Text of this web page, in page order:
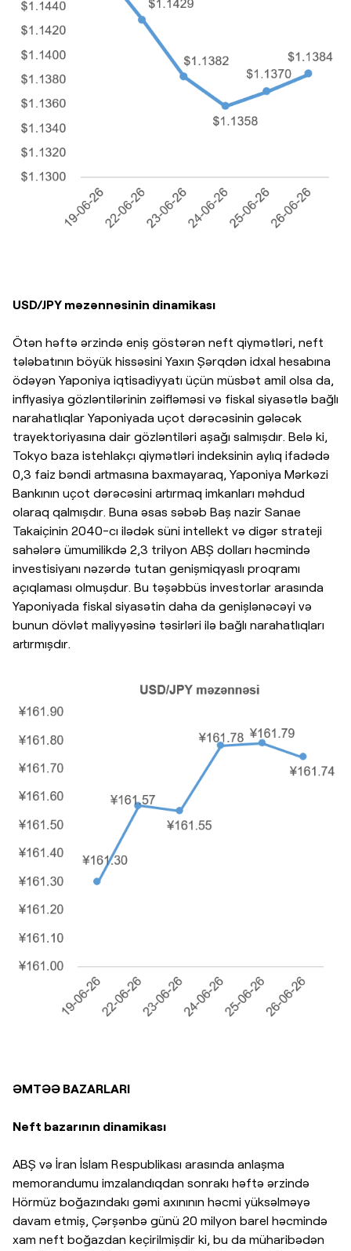
USD/JPY məzənnəsinin dinamikası
Ötən həftə ərzində eniş göstərən neft qiymətləri, neft
tələbatının böyük hissəsini Yaxın Şərqdən idxal hesabına
ödəyən Yaponiya iqtisadiyyatı üçün müsbət amil olsa da,
inflyasiya gözləntilərinin zəifləməsi və fiskal siyasətlə bağlı
narahatlıqlar Yaponiyada uçot dərəcəsinin gələcək
trayektoriyasına dair gözləntiləri aşağı salmışdır. Belə ki,
Tokyo baza istehlakçı qiymətləri indeksinin aylıq ifadədə
0,3 faiz bəndi artmasına baxmayaraq, Yaponiya Mərkəzi
Bankının uçot dərəcəsini artırmaq imkanları məhdud
olaraq qalmışdır. Buna əsas səbəb Baş nazir Sanae
Takaiçinin 2040-cı ilədək süni intellekt və digər strateji
sahələrə ümumilikdə 2,3 trilyon ABŞ dolları həcmində
investisiyanı nəzərdə tutan genişmiqyaslı proqramı
açıqlaması olmuşdur. Bu təşəbbüs investorlar arasında
Yaponiyada fiskal siyasətin daha da genişlənəcəyi və
bunun dövlət maliyyəsinə təsirləri ilə bağlı narahatlıqları
artırmışdır.
ƏMTƏƏ BAZARLARI
Neft bazarının dinamikası
ABŞ və İran İslam Respublikası arasında anlaşma
memorandumu imzalandıqdan sonrakı həftə ərzində
Hörmüz boğazındakı gəmi axınının həcmi yüksəlməyə
davam etmiş, Çərşənbə günü 20 milyon barel həcmində
xam neft boğazdan keçirilmişdir ki, bu da müharibədən